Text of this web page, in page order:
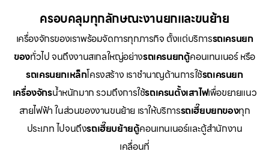
ครอบคลุมทุกลักษณะงานยกและขนย้าย
เครื่องจักรของเราพร้อมจัดการทุกภารกิจ ตั้งแต่บริการรถเครนยก
ของทั่วไป จนถึงงานสเกลใหญ่อย่างรถเครนยกตู้คอนเทนเนอร์ หรือ
รถเครนยกเหล็กโครงสร้าง เราชำนาญด้านการใช้รถเครนยก
เครื่องจักรน้ำหนักมาก รวมถึงการใช้รถเครนตั้งเสาไฟเพื่อขยายแนว
สายไฟฟ้า ในส่วนของงานขนย้าย เราให้บริการรถเฮี๊ยบยกของทุก
ประเภท ไปจนถึงรถเฮี๊ยบย้ายตู้คอนเทนเนอร์และตู้สำนักงาน
เคลื่อนที่